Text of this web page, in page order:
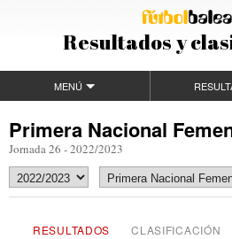
Resultados y
MENÚ
Primera Nacional
Jornada 26 - 2022/2023
RESULTADOS CLASIFICACIÓN